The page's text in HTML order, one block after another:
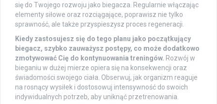
się do Twojego rozwoju jako biegacza. Regularnie włączając
elementy siłowe oraz rozciągające, poprawisz nie tylko
sprawność, ale także przyspieszysz proces regeneracji.
Kiedy zastosujesz się do tego planu jako początkujący
biegacz, szybko zauważysz postępy, co może dodatkowo
zmotywować Cię do kontynuowania treningów. Rozwój w
bieganiu w dużej mierze opiera się na konsekwencji oraz
świadomości swojego ciała. Obserwuj, jak organizm reaguje
na rosnący wysiłek i dostosowuj intensywność do swoich
indywidualnych potrzeb, aby uniknąć przetrenowania.